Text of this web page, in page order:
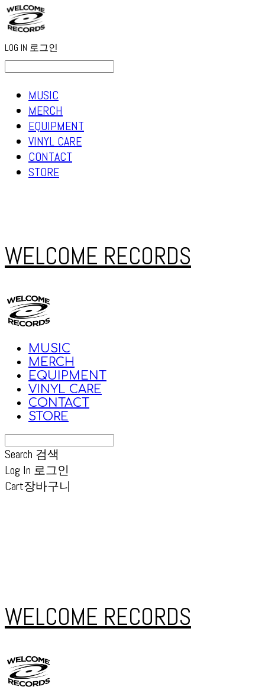
LOG IN 로그인
MUSIC
MERCH
EQUIPMENT
VINYL CARE
CONTACT
STORE
WELCOME RECORDS
MUSIC
MERCH
EQUIPMENT
VINYL CARE
CONTACT
STORE
Search 검색
Log In 로그인
Cart장바구니
WELCOME RECORDS